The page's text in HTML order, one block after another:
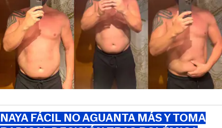
NAYA FÁCIL NO AGUANTA MÁS Y TOMA